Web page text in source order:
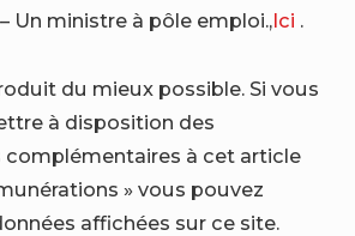
Un ministre à pôle emploi.,Ici .
du mieux possible. Si vous
à disposition des
complémentaires à cet article
» vous pouvez
affichées sur ce site.